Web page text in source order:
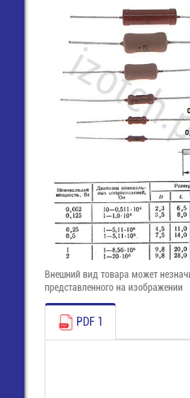
Внешний вид товара может
представленного на изображении
PDF 1